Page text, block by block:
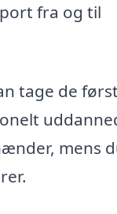
fra og til
tage de
mens